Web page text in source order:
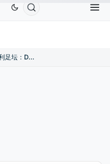
TetherUSDT ↑0.00%
Dogecoin 进入意大利足坛：Dogeo 家族成为 Triestina 的主要股东